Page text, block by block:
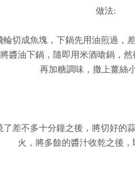
做法:
輪切成魚塊，下鍋先用油煎過，
醬油下鍋，隨即用米酒嗆鍋，
再加糖調味，撒上薑絲
了差不多十分鐘之後，將切好的
火，將多餘的醬汁收乾之後，